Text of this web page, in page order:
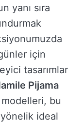
yanı sıra
için
tasarımlar
Pijama
modelleri, bu
ideal